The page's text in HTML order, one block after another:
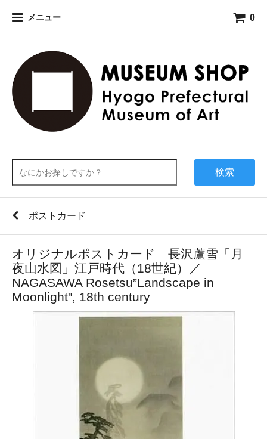
メニュー 0
検索
ポストカード
オリジナルポストカード 長沢蘆雪「月
夜山水図」江戸時代（18世紀）／
NAGASAWA Rosetsu”Landscape in
Moonlight", 18th century